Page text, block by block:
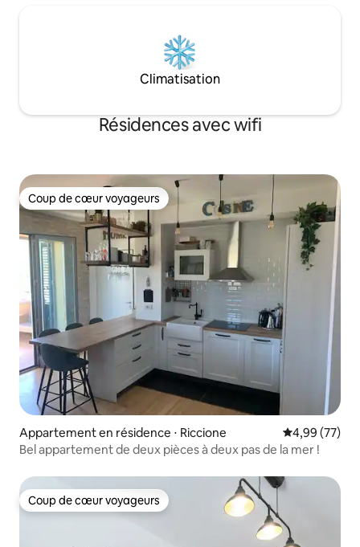
Climatisation
Résidences avec wifi
Coup de cœur voyageurs
Coup de cœur voyageurs
Appartement en résidence ⋅ Riccione Évaluation
4,99 (77)
Bel appartement de deux pièces à deux pas de la mer !
Coup de cœur voyageurs
Coup de cœur voyageurs